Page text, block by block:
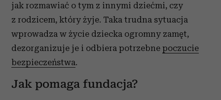
jak rozmawiać o tym z innymi dziećmi, czy
z rodzicem, który żyje. Taka trudna sytuacja
wprowadza w życie dziecka ogromny zamęt,
dezorganizuje je i odbiera potrzebne poczucie
bezpieczeństwa.
Jak pomaga fundacja?